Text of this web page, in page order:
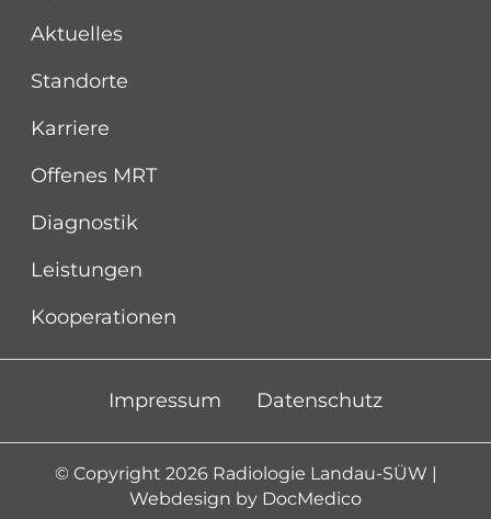
Aktuelles
Standorte
Karriere
Offenes MRT
Diagnostik
Leistungen
Kooperationen
Impressum Datenschutz
© Copyright 2026 Radiologie Landau-SÜW |
Webdesign by DocMedico